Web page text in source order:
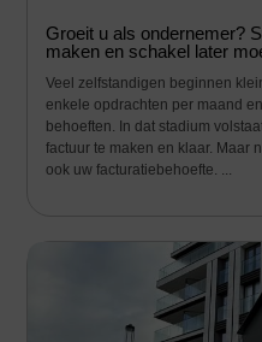
Groeit u als ondernemer?
maken en schakel later
Veel zelfstandigen beginnen
enkele opdrachten per maand
behoeften. In dat stadium
factuur te maken en klaar. Maar
ook uw facturatiebehoefte. ...